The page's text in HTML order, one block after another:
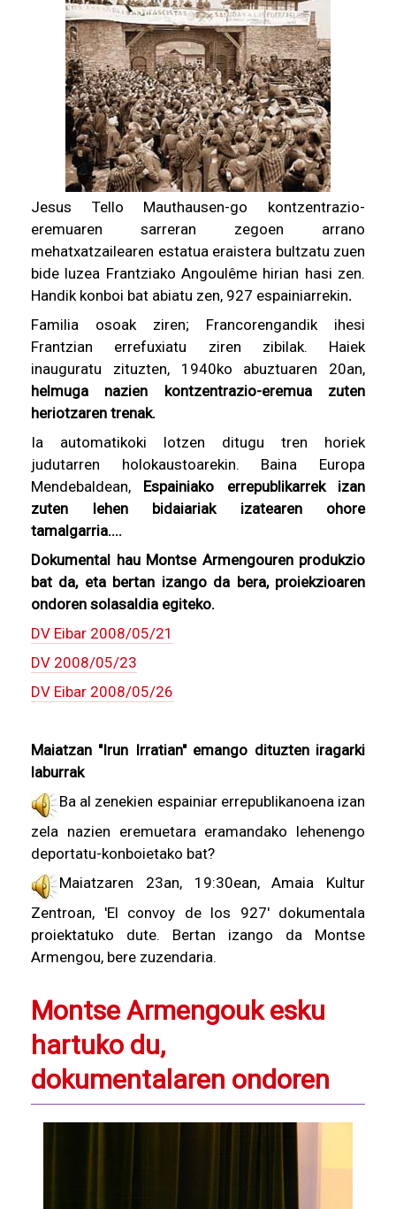
Jesus Tello Mauthausen-go kontzentrazio-
eremuaren sarreran zegoen arrano
mehatxatzailearen estatua eraistera bultzatu zuen
bide luzea Frantziako Angoulême hirian hasi zen.
Handik konboi bat abiatu zen, 927 espainiarrekin.
Familia osoak ziren; Francorengandik ihesi
Frantzian errefuxiatu ziren zibilak. Haiek
inauguratu zituzten, 1940ko abuztuaren 20an,
helmuga nazien kontzentrazio-eremua zuten
heriotzaren trenak.
Ia automatikoki lotzen ditugu tren horiek
judutarren holokaustoarekin. Baina Europa
Mendebaldean, Espainiako errepublikarrek izan
zuten lehen bidaiariak izatearen ohore
tamalgarria....
Dokumental hau Montse Armengourenprodukzio
bat da, eta bertan izango da bera, proiekzioaren
ondoren solasaldia egiteko.
DV Eibar 2008/05/21
DV 2008/05/23
DV Eibar 2008/05/26
Maiatzan "Irun Irratian" emango dituzten iragarki
laburrak
Ba al zenekien espainiar errepublikanoena izan
zela nazien eremuetara eramandako lehenengo
deportatu-konboietako bat?
Maiatzaren 23an, 19:30ean, Amaia Kultur
Zentroan, 'El convoy de los 927' dokumentala
proiektatuko dute. Bertan izango da Montse
Armengou, bere zuzendaria.
Montse Armengouk esku
hartuko du,
dokumentalaren ondoren